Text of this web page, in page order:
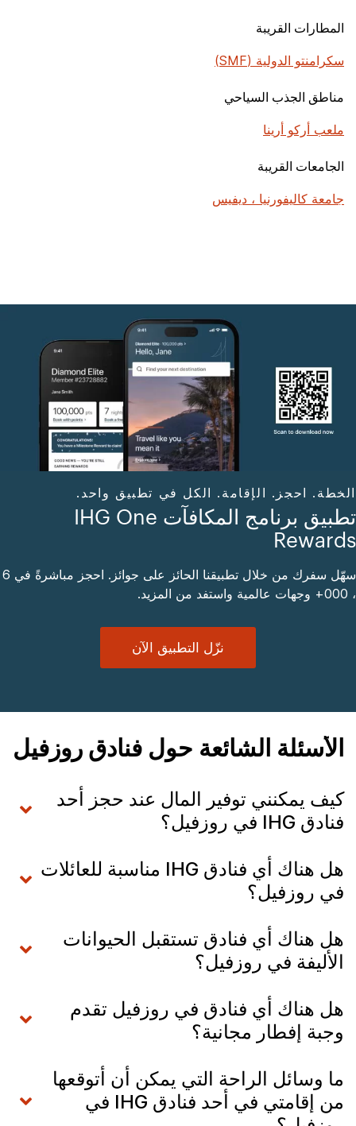
المطارات القريبة
سكرامنتو الدولية (SMF)
مناطق الجذب السياحي
ملعب أركو أرينا
الجامعات القريبة
جامعة كاليفورنيا ، ديفيس
الخطة. احجز. الإقامة. الكل في تطبيق واحد.
تطبيق برنامج المكافآت IHG One
Rewards
سهّل سفرك من خلال تطبيقنا الحائز على جوائز. احجز مباشرةً في 6
، 000+ وجهات عالمية واستفد من المزيد.
نزّل التطبيق الآن
الأسئلة الشائعة حول فنادق روزفيل
كيف يمكنني توفير المال عند حجز أحد
فنادق IHG في روزفيل؟
هل هناك أي فنادق IHG مناسبة للعائلات
في روزفيل؟
هل هناك أي فنادق تستقبل الحيوانات
الأليفة في روزفيل؟
هل هناك أي فنادق في روزفيل تقدم
وجبة إفطار مجانية؟
ما وسائل الراحة التي يمكن أن أتوقعها
من إقامتي في أحد فنادق IHG في